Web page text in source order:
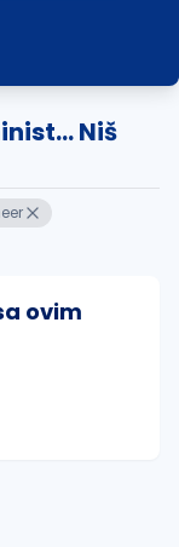
Niš
ovim